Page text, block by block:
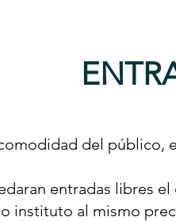
del público,
entradas libres
instituto al mismo